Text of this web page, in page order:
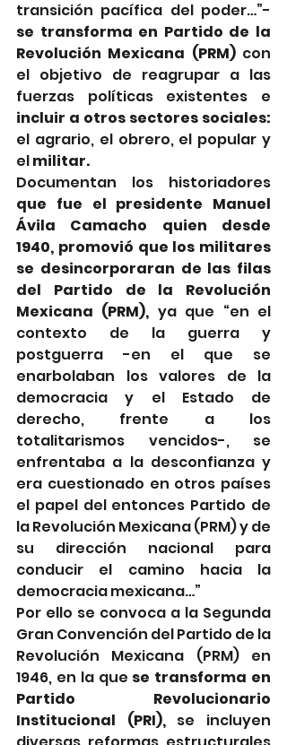
se transforma en Partido de la
Revolución Mexicana (PRM) con
el objetivo de reagrupar a las
incluir a otros sectores sociales:
el agrario, el obrero, el popular y
el militar.
que fue el presidente Manuel
Ávila Camacho quien desde
1940, promovió que los militares
se desincorporaran de las filas
del Partido de la Revolución
Mexicana (PRM), ya que “en el
contexto de la guerra y
postguerra -en el que se
enarbolaban los valores de la
democracia y el Estado de
derecho, frente a los
totalitarismos vencidos-, se
enfrentaba a la desconfianza y
era cuestionado en otros países
el papel del entonces Partido de
la Revolución Mexicana (PRM) y de
su dirección nacional para
conducir el camino hacia la
democracia mexicana…”
Por ello se convoca a la Segunda
Gran Convención del Partido de la
Revolución Mexicana (PRM) en
1946, en la que se transforma en
Partido Revolucionario
Institucional (PRI), se incluyen